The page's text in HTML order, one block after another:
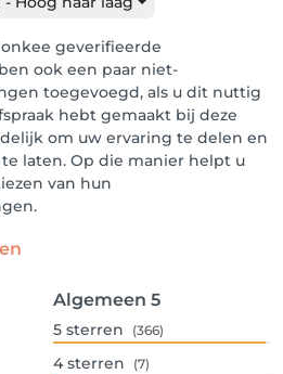
geverifieerde
ook een paar niet-
toegevoegd, als u dit nuttig
hebt gemaakt bij deze
om uw ervaring te delen en
laten. Op die manier helpt u
van hun
Algemeen 5
5 sterren (366)
4 sterren (7)